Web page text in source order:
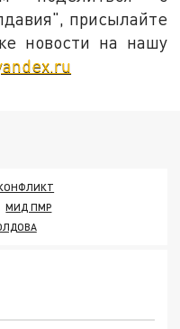
присылайте
новости на нашу
МИД ПМР